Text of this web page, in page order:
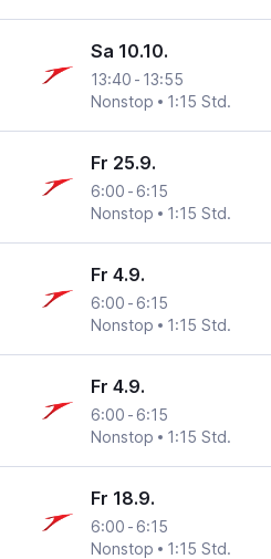
Sa 10.10.
13:40 - 13:55
Nonstop
1:15 Std.
Fr 25.9.
6:00 - 6:15
Nonstop
1:15 Std.
Fr 4.9.
6:00 - 6:15
Nonstop
1:15 Std.
Fr 4.9.
6:00 - 6:15
Nonstop
1:15 Std.
Fr 18.9.
6:00 - 6:15
Nonstop
1:15 Std.